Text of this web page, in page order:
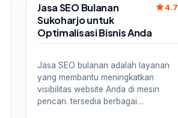
Sale
Jasa SEO Bulanan
Sukoharjo untuk
Optimalisasi Bisnis Anda
star4.7
Jasa SEO bulanan adalah layanan
yang membantu meningkatkan
visibilitas website Anda di mesin
pencari. tersedia berbagai…